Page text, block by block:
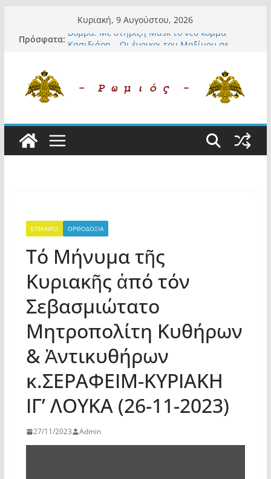
περιεχόμενο
Κυριακή, 9 Αυγούστου, 2026
Πρόσφατα: Βόμβα: Με στήριξη Musk το νέο κόμμα
Κασιδιάρη – Οι ένοικοι του Μαξίμου σε
Α.Φάουτσι: Στις ΗΠΑ τον συνέλαβαν για τα
εγκλήματά του στην πανδημία – Στην
Αθηνών!
Οι ρυθμιστές – Σαμαράς και Κασιδιάρης θα
πάρουν αθροιστικά 15%… προκαλούν δίνη
στο σύστημα και η συνεργασία με Le Pen
ΕΠΙΚΑΙΡΟ ΟΡΘΟΔΟΞΙΑ
Τό Μήνυμα τῆς
Κυριακῆς ἀπό τόν
Σεβασμιώτατο
Μητροπολίτη Κυθήρων
& Ἀντικυθήρων
κ.ΣΕΡΑΦΕΙΜ-ΚΥΡΙΑΚH
ΙΓ’ ΛΟΥΚΑ (26-11-2023)
27/11/2023 Admin